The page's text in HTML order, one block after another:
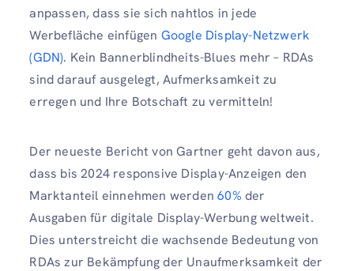
anpassen, dass sie sich nahtlos in jede
Werbefläche einfügen Google Display-Netzwerk
(GDN). Kein Bannerblindheits-Blues mehr – RDAs
sind darauf ausgelegt, Aufmerksamkeit zu
erregen und Ihre Botschaft zu vermitteln!
Der neueste Bericht von Gartner geht davon aus,
dass bis 2024 responsive Display-Anzeigen den
Marktanteil einnehmen werden60% der
Ausgaben für digitale Display-Werbung weltweit.
Dies unterstreicht die wachsende Bedeutung von
RDAs zur Bekämpfung der Unaufmerksamkeit der